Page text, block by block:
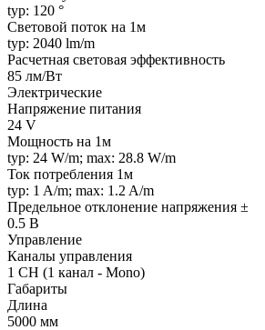
typ: 120 °
Световой поток на 1м
typ: 2040 lm/m
Расчетная световая эффективность
85 лм/Вт
Электрические
Напряжение питания
24 V
Мощность на 1м
typ: 24 W/m; max: 28.8 W/m
Ток потребления 1м
typ: 1 A/m; max: 1.2 A/m
Предельное отклонение напряжения ±
0.5 В
Управление
Каналы управления
1 CH (1 канал - Mono)
Габариты
Длина
5000 мм